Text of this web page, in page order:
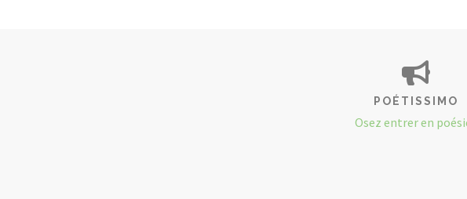
POÉTISSIMO
Osez entrer en